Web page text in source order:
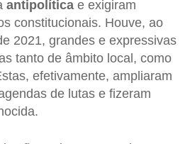
antipolítica e exigiram
constitucionais. Houve, ao
2021, grandes e expressivas
tanto de âmbito local, como
efetivamente, ampliaram
de lutas e fizeram